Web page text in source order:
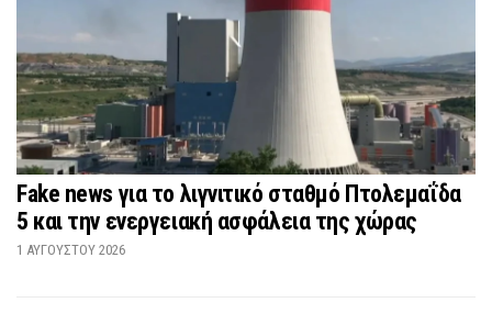
Fake news για το λιγνιτικό σταθμό Πτολεμαΐδα
5 και την ενεργειακή ασφάλεια της χώρας
1 ΑΥΓΟΎΣΤΟΥ 2026